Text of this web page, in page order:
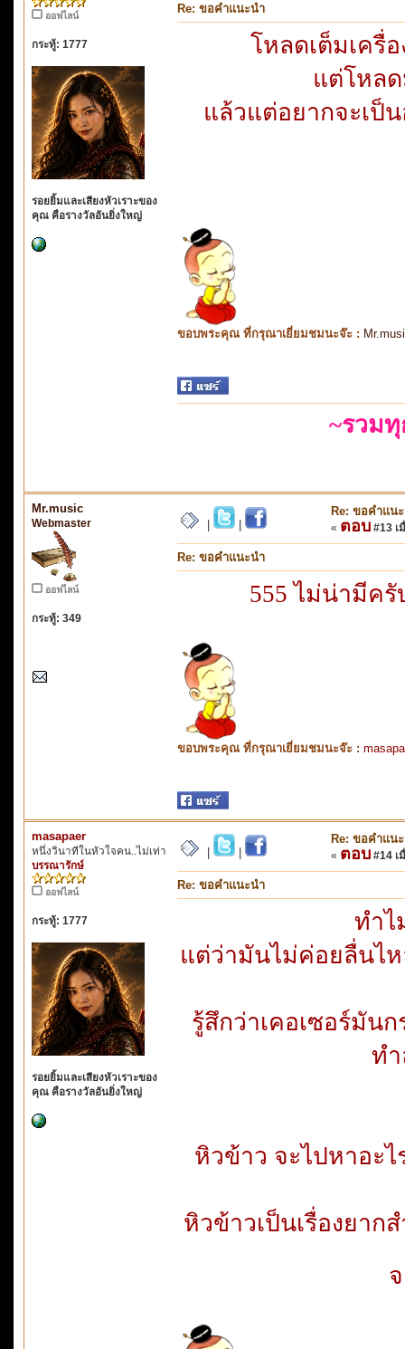
ออฟไลน์
กระทู้: 1777
รอยยิ้มและเสียงหัวเราะของ
คุณ คือรางวัลอันยิ่งใหญ่
Re: ขอคำแนะนำ
โหลดเต็มเครื่
แต่โหล
แล้วแต่อยากจะเป็
ขอบพระคุณ ที่กรุณาเยี่ยมชมนะจ๊ะ :
~รวม
Mr.music
Webmaster
ออฟไลน์
กระทู้: 349
Re: ขอคำแน
« ตอบ #13 เ
Re: ขอคำแนะนำ
555 ไม่น่ามีครั
ขอบพระคุณ ที่กรุณาเยี่ยมชมนะจ๊ะ :
masapaer
หนึ่งวินาทีในหัวใจคน..ไม่เท่า
บรรณารักษ์
ออฟไลน์
กระทู้: 1777
รอยยิ้มและเสียงหัวเราะของ
คุณ คือรางวัลอันยิ่งใหญ่
Re: ขอคำแน
« ตอบ #14 เ
Re: ขอคำแนะนำ
ทำไ
แต่ว่ามันไม่ค่อยลื่นไ
รู้สึกว่าเคอเซอร์มัน
ทำ
หิวข้าว จะไปหาอะ
หิวข้าวเป็นเรื่องยาก